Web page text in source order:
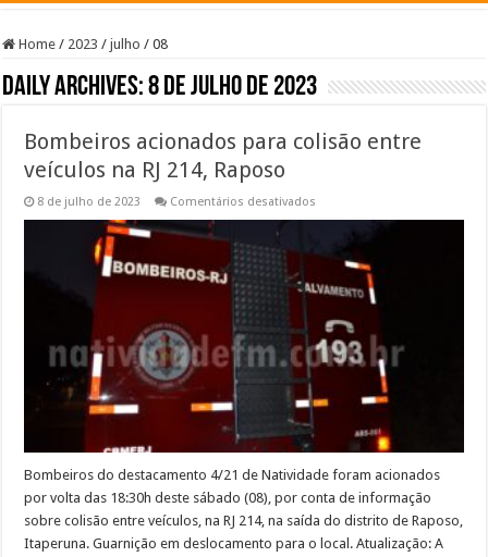
Home / 2023 / julho / 08
Daily Archives:8 de julho de 2023
Bombeiros acionados para colisão entre
veículos na RJ 214, Raposo
8 de julho de 2023 Comentários desativados
colisão
entre
veículos
na
214,
Raposo
Bombeiros do destacamento 4/21 de Natividade foram acionados
por volta das 18:30h deste sábado (08), por conta de informação
sobre colisão entre veículos, na RJ 214, na saída do distrito de Raposo,
Itaperuna. Guarnição em deslocamento para o local. Atualização: A